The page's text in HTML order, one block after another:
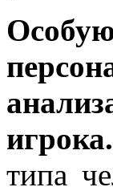
игрока.
типа